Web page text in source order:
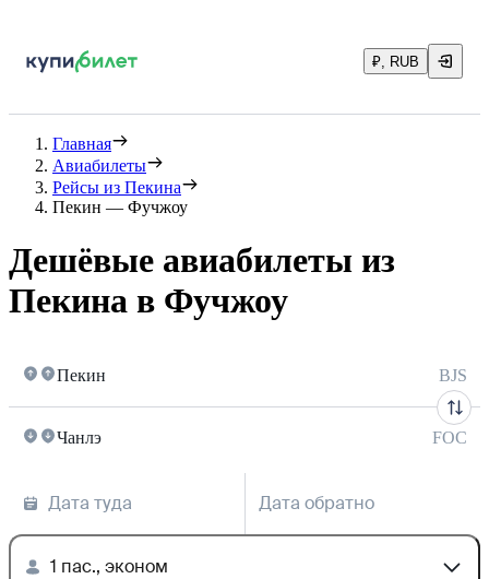
₽, RUB
Главная
Авиабилеты
Рейсы из Пекина
Пекин — Фучжоу
Дешёвые авиабилеты из
Пекина в Фучжоу
Пекин BJS
Чанлэ FOC
Дата туда Дата обратно
1 пас., эконом